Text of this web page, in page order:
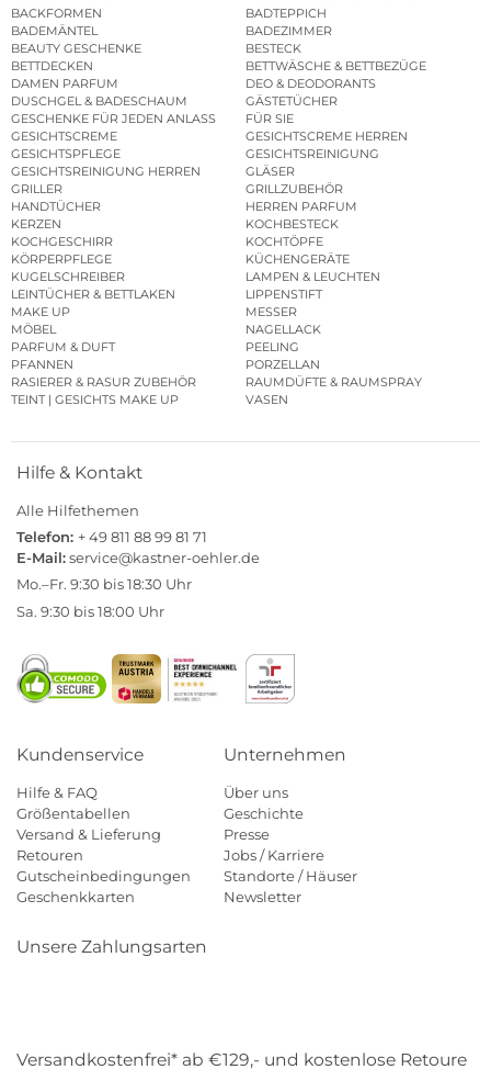
BACKFORMEN
BADTEPPICH
BADEMÄNTEL
BADEZIMMER
BEAUTY GESCHENKE
BESTECK
BETTDECKEN
BETTWÄSCHE & BETTBEZÜGE
DAMEN PARFUM
DEO & DEODORANTS
DUSCHGEL & BADESCHAUM
GÄSTETÜCHER
GESCHENKE FÜR JEDEN ANLASS
FÜR SIE
GESICHTSCREME
GESICHTSCREME HERREN
GESICHTSPFLEGE
GESICHTSREINIGUNG
GESICHTSREINIGUNG HERREN
GLÄSER
GRILLER
GRILLZUBEHÖR
HANDTÜCHER
HERREN PARFUM
KERZEN
KOCHBESTECK
KOCHGESCHIRR
KOCHTÖPFE
KÖRPERPFLEGE
KÜCHENGERÄTE
KUGELSCHREIBER
LAMPEN & LEUCHTEN
LEINTÜCHER & BETTLAKEN
LIPPENSTIFT
MAKE UP
MESSER
MÖBEL
NAGELLACK
PARFUM & DUFT
PEELING
PFANNEN
PORZELLAN
RASIERER & RASUR ZUBEHÖR
RAUMDÜFTE & RAUMSPRAY
TEINT | GESICHTS MAKE UP
VASEN
Hilfe & Kontakt
Alle Hilfethemen
Telefon: + 49 811 88 99 81 71
E-Mail:service@kastner-oehler.de
Mo.–Fr. 9:30 bis 18:30 Uhr
Sa. 9:30 bis 18:00 Uhr
Kundenservice
Hilfe & FAQ
Größentabellen
Versand & Lieferung
Retouren
Gutscheinbedingungen
Geschenkkarten
Unternehmen
Über uns
Geschichte
Presse
Jobs / Karriere
Standorte / Häuser
Newsletter
Unsere Zahlungsarten
Versandkostenfrei* ab €129,- und kostenlose Retoure